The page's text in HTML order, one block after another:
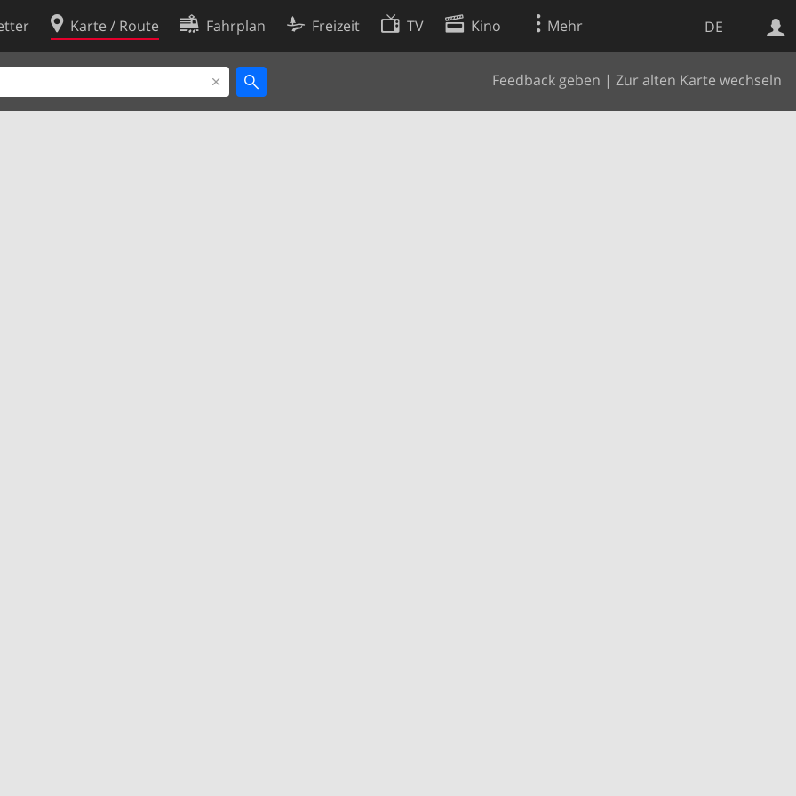
DE
Karte / Route Fahrplan Freizeit TV Kino Mehr
Feedback geben | Zur alten Karte wechseln
Websuche
Cookie-Richtlinie
Cookie-Einstellungen